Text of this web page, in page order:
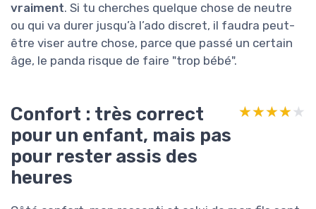
vraiment. Si tu cherches quelque chose de neutre
ou qui va durer jusqu’à l’ado discret, il faudra peut-
être viser autre chose, parce que passé un certain
âge, le panda risque de faire "trop bébé".
Confort : très correct
pour un enfant, mais pas
pour rester assis des
heures
★★★★★
★★★★★